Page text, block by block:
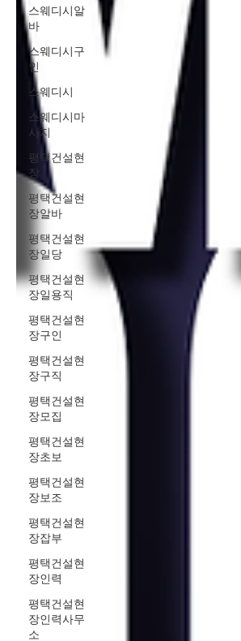
스웨디시알
바
스웨디시구
인
스웨디시
스웨디시마
사지
평택건설현
장
평택건설현
장알바
평택건설현
장일당
평택건설현
장일용직
평택건설현
장구인
평택건설현
장구직
평택건설현
장모집
평택건설현
장초보
평택건설현
장보조
평택건설현
장잡부
평택건설현
장인력
평택건설현
장인력사무
소